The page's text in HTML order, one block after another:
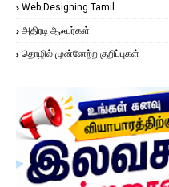
Web Designing Tamil
அதிரடி ஆஃபர்கள்
தொழில் முன்னேற்ற குறிப்புகள்